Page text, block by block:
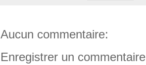
Aucun commentaire:
Enregistrer un commentaire